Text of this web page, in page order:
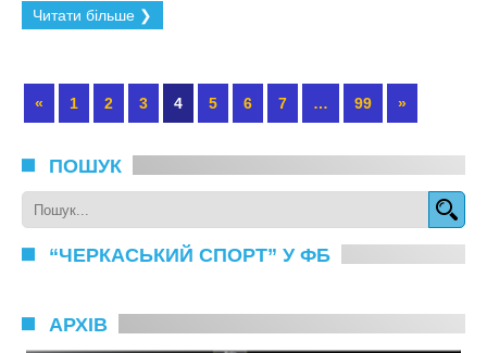
Читати більше ❯
« 1 2 3 4 5 6 7 … 99 »
ПОШУК
“ЧЕРКАСЬКИЙ СПОРТ” У ФБ
АРХІВ